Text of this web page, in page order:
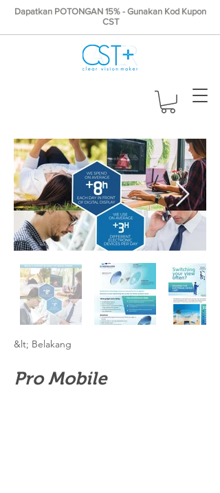
Dapatkan POTONGAN 15% - Gunakan Kod Kupon
CST
&lt; Belakang
Pro Mobile